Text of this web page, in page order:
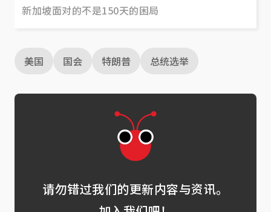
新加坡面对的不是150天的困局
美国 国会 特朗普 总统选举
请勿错过我们的更新内容与资讯。